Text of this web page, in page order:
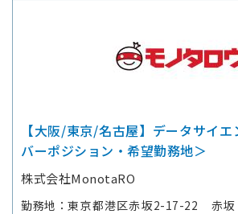
【大阪/東京/名古屋】データサイ
バーポジション・希望勤務地＞
株式会社MonotaRO
勤務地
東京都港区赤坂2-17-22 赤坂